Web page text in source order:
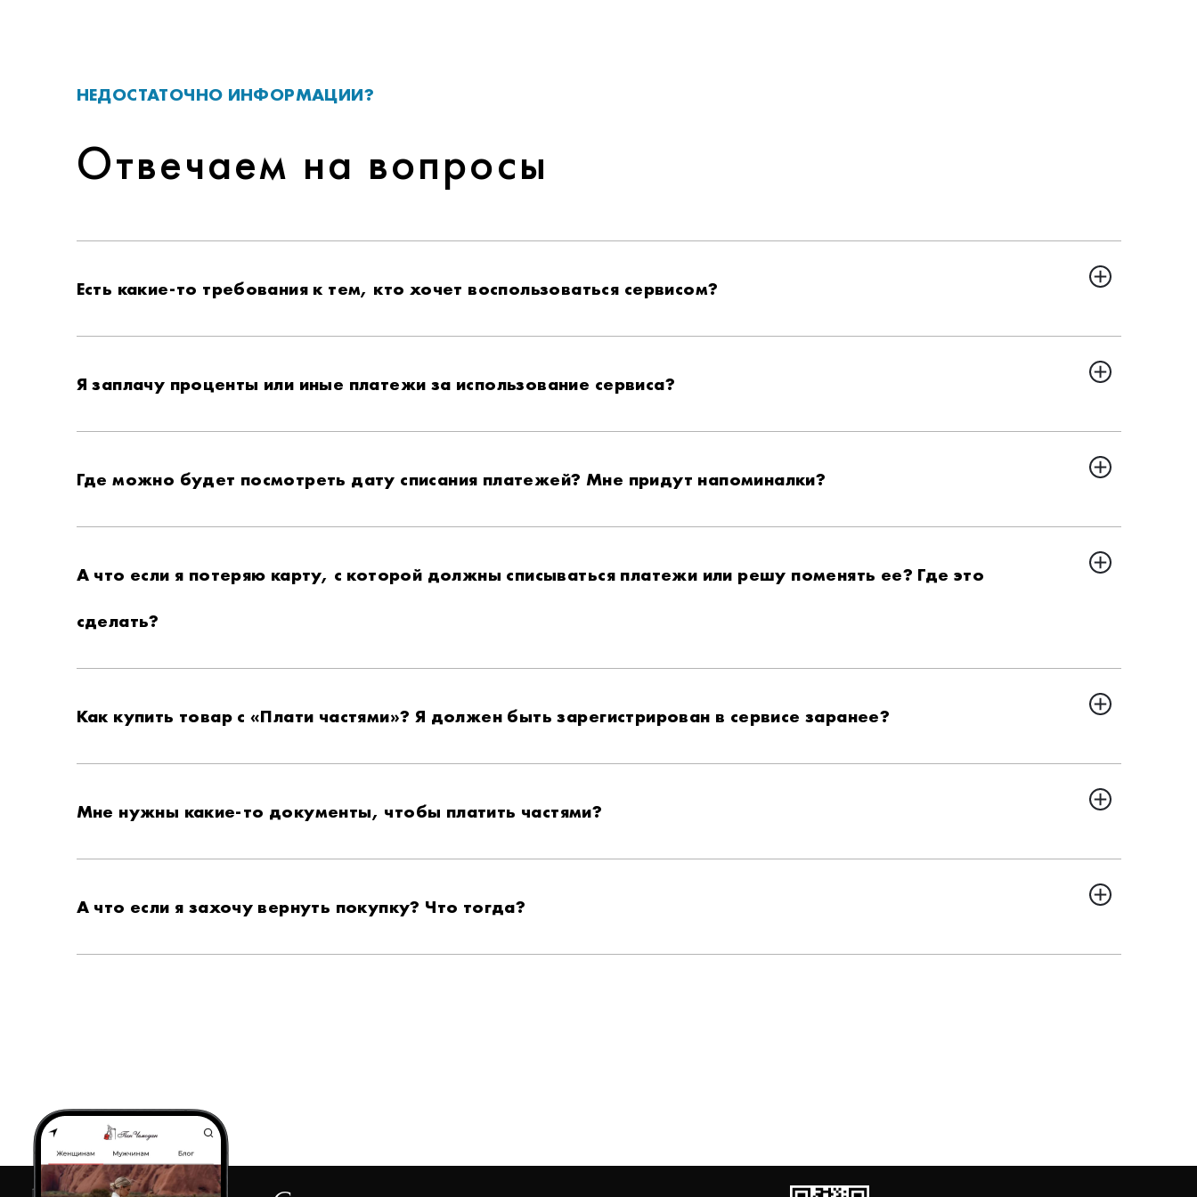
НЕДОСТАТОЧНО ИНФОРМАЦИИ?
Отвечаем на вопросы
Есть какие-то требования к тем, кто хочет воспользоваться сервисом?
Я заплачу проценты или иные платежи за использование сервиса?
Где можно будет посмотреть дату списания платежей? Мне придут напоминалки?
А что если я потеряю карту, с которой должны списываться платежи или решу поменять ее? Где это
сделать?
Как купить товар с «Плати частями»? Я должен быть зарегистрирован в сервисе заранее?
Мне нужны какие-то документы, чтобы платить частями?
А что если я захочу вернуть покупку? Что тогда?